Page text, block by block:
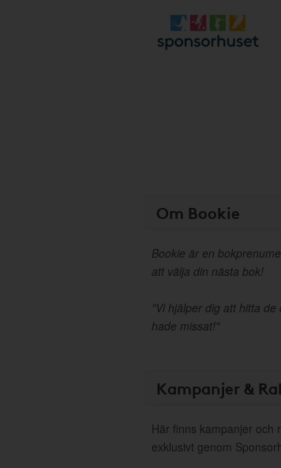
Om Bookie
Bookie är en
att välja din nästa bok!
"Vi hjälper dig att hitta
hade missat!"
Kampanjer &
Här finns kampanjer och
exklusivt genom